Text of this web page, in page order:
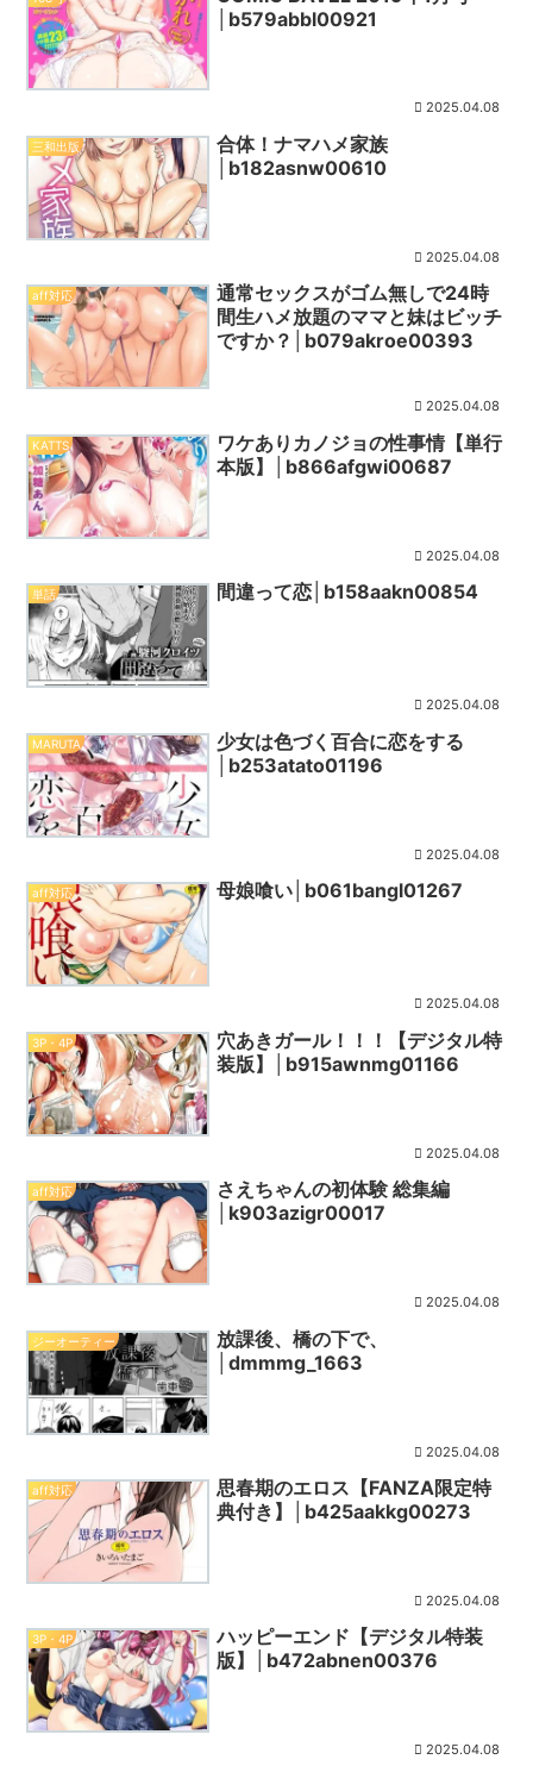
│b579abbl00921
2025.04.08
三和出版
合体！ナマハメ家族
│b182asnw00610
2025.04.08
aff対応
通常セックスがゴム無しで24時
間生ハメ放題のママと妹はビッチ
ですか？│b079akroe00393
2025.04.08
KATTS
ワケありカノジョの性事情【単行
本版】│b866afgwi00687
2025.04.08
単話 間違って恋│b158aakn00854
2025.04.08
MARUTA
少女は色づく百合に恋をする
│b253atato01196
2025.04.08
aff対応 母娘喰い│b061bangl01267
2025.04.08
3P・4P
穴あきガール！！！【デジタル特
装版】│b915awnmg01166
2025.04.08
aff対応
さえちゃんの初体験 総集編
│k903azigr00017
2025.04.08
ジーオーティー
放課後、橋の下で、
│dmmmg_1663
2025.04.08
aff対応
思春期のエロス【FANZA限定特
典付き】│b425aakkg00273
2025.04.08
3P・4P
ハッピーエンド【デジタル特装
版】│b472abnen00376
2025.04.08